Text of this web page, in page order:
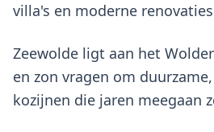
villa's en moderne
Zeewolde ligt aan het
en zon vragen om
kozijnen die jaren meegaan